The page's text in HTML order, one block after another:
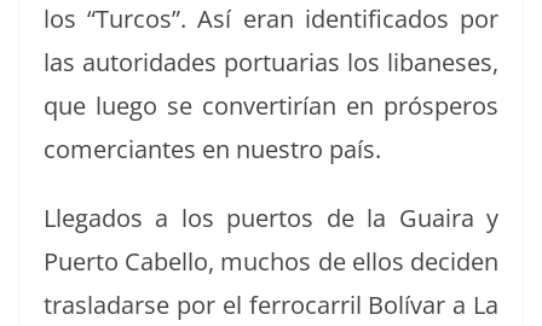
los “Tur­cos”. Así eran iden­ti­fi­ca­dos por
las autori­dades por­tu­ar­ias los libane­ses,
que luego se con­ver­tirían en prósper­os
com­er­ciantes en nue­stro país.
Lle­ga­dos a los puer­tos de la Guaira y
Puer­to Cabel­lo, muchos de ellos deci­den
trasladarse por el fer­ro­car­ril Bolí­var a La